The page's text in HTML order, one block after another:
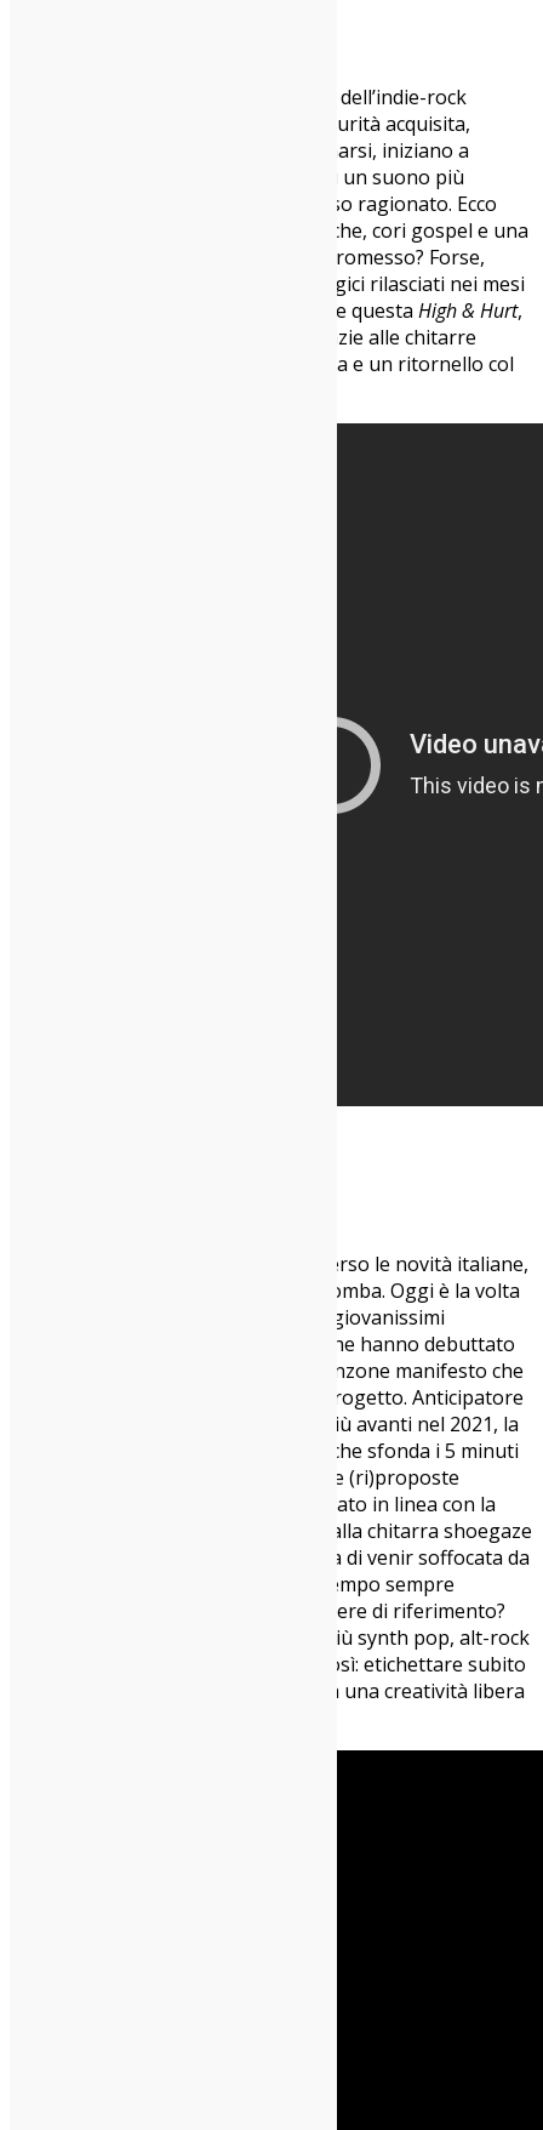
Quinto disco in 10 anni per gli alfieri dell’indie-rock
danese moderno, che forti della maturità acquisita,
nonché gli anni che iniziano a sommarsi, iniziano a
smussare un po’ gli angoli in virtù di un suono più
levigato, prodotto e in un certo senso ragionato. Ecco
quindi far capolino le ballad pianistiche, cori gospel e una
certa dose di psichedelia soul. Compromesso? Forse,
benché non manchino i singoli energici rilasciati nei mesi
scorsi e qualche altra sorpresa, come questa High & Hurt,
capace di far presa sin da subito grazie alle chitarre
impazzite, un’interpretazione sincera e un ritornello col
Occhio di riguardo sempre rivolto verso le novità italiane,
anche debuttanti, purché sempre bomba. Oggi è la volta
dei Cécile, duo toscano formato dai giovanissimi
Tommaso Mori e Stefano Sestani, che hanno debuttato
, canzone manifesto che
lascia intravedere il potenziale del progetto. Anticipatore
di un EP che verrà pubblicato solo più avanti nel 2021, la
canzone è una lunga dissertazione che sfonda i 5 minuti
e mezzo e in cui vengono proposte e (ri)proposte
parecchie idee, dall’incedere del cantato in linea con la
tradizione alternative rock italiana, alla chitarra shoegaze
che a un certo punto si staglia prima di venir soffocata da
un sax che chiude il brano, nel frattempo sempre
sorretto da un beat elettronico. Genere di riferimento?
Troppo presto per sbilanciarsi, se più synth pop, alt-rock
o trip-hop, e forse è anche giusto così: etichettare subito
potrebbe frenare quella che sembra una creatività libera